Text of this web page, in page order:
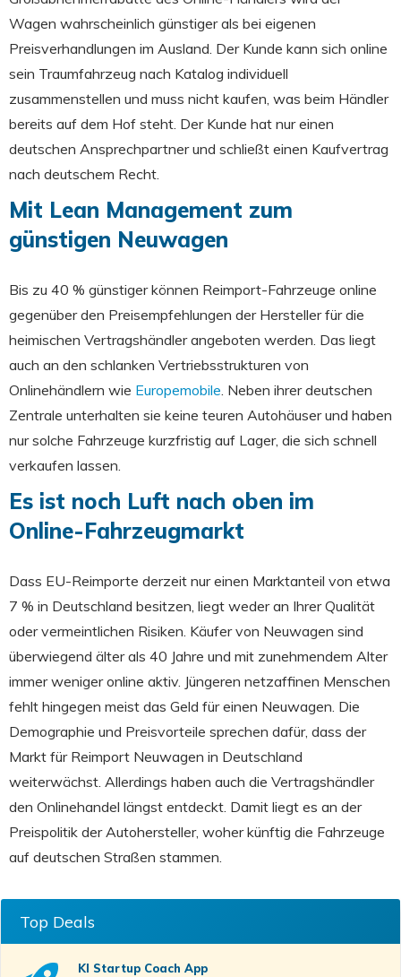
Wagen wahrscheinlich günstiger als bei eigenen
Preisverhandlungen im Ausland. Der Kunde kann sich online
sein Traumfahrzeug nach Katalog individuell
zusammenstellen und muss nicht kaufen, was beim Händler
bereits auf dem Hof steht. Der Kunde hat nur einen
deutschen Ansprechpartner und schließt einen Kaufvertrag
nach deutschem Recht.
Mit Lean Management zum
günstigen Neuwagen
Bis zu 40 % günstiger können Reimport-Fahrzeuge online
gegenüber den Preisempfehlungen der Hersteller für die
heimischen Vertragshändler angeboten werden. Das liegt
auch an den schlanken Vertriebsstrukturen von
Onlinehändlern wie Europemobile . Neben ihrer deutschen
Zentrale unterhalten sie keine teuren Autohäuser und haben
nur solche Fahrzeuge kurzfristig auf Lager, die sich schnell
verkaufen lassen.
Es ist noch Luft nach oben im
Online-Fahrzeugmarkt
Dass EU-Reimporte derzeit nur einen Marktanteil von etwa
7 % in Deutschland besitzen, liegt weder an Ihrer Qualität
oder vermeintlichen Risiken. Käufer von Neuwagen sind
überwiegend älter als 40 Jahre und mit zunehmendem Alter
immer weniger online aktiv. Jüngeren netzaffinen Menschen
fehlt hingegen meist das Geld für einen Neuwagen. Die
Demographie und Preisvorteile sprechen dafür, dass der
Markt für Reimport Neuwagen in Deutschland
weiterwächst. Allerdings haben auch die Vertragshändler
den Onlinehandel längst entdeckt. Damit liegt es an der
Preispolitik der Autohersteller, woher künftig die Fahrzeuge
auf deutschen Straßen stammen.
Top Deals
KI Startup Coach App